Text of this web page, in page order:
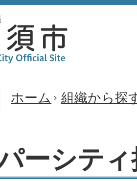
ホーム 組織から探
ーシテ